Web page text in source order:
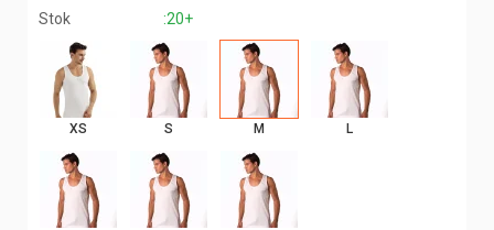
Stok
:20+
XS S M L